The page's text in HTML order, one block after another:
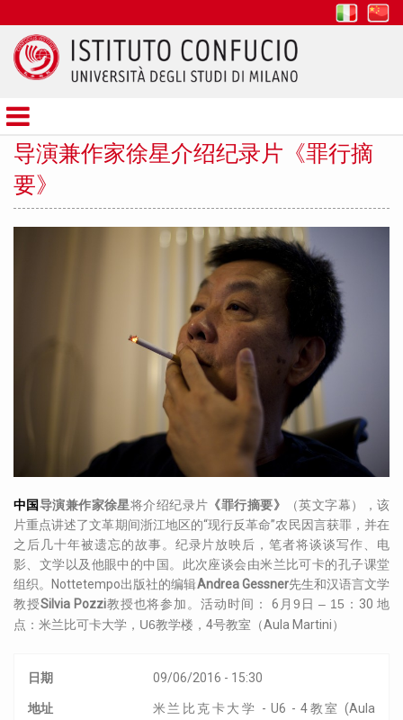
Confucio
导演兼作家徐星介绍纪录片《罪行摘
要》
中国导演兼作家徐星将介绍纪录片 《罪行摘要》
（英文字幕），该
片重点讲述了文革期间浙江地区的“现行反革命”农民因言获罪，并在
之后几十年被遗忘的故事。纪录片放映后，笔者将谈谈写作、电
影、文学以及他眼中的中国。此次座谈会由米兰比可卡的孔子课堂
组织。Nottetempo出版社的编辑Andrea Gessner先生和汉语言文学
教授Silvia Pozzi教授也将参加。活动时间： 6 月 9 日– 15 ：30 地
点：米兰比可卡大学， U6教学楼，4号教室 （Aula Martini）
日期 09/06/2016 - 15:30
地址
米兰比克卡大学 - U6 - 4教室 (Aula